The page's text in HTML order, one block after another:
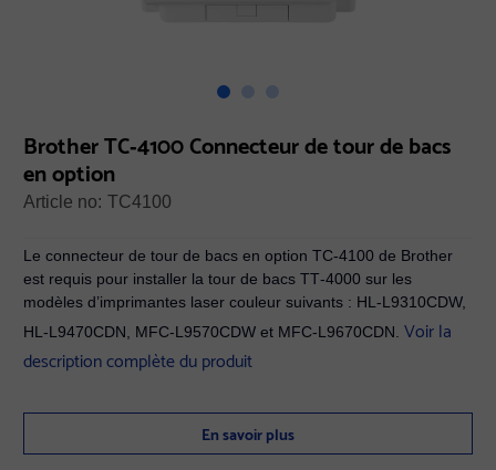
Brother TC‐4100 Connecteur de tour de bacs
en option
Article no: TC4100
Le connecteur de tour de bacs en option TC-4100 de Brother
est requis pour installer la tour de bacs TT‐4000 sur les
modèles d’imprimantes laser couleur suivants : HL‐L9310CDW,
HL‐L9470CDN, MFC‐L9570CDW et MFC‐L9670CDN.Voir la
description complète du produit
En savoir plus